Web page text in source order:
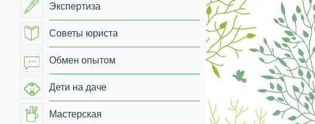
Экспертиза
Советы юриста
Обмен опытом
Дети на даче
Мастерская